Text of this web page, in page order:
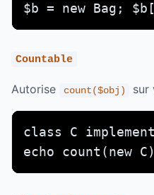
$b = new Bag;
Countable
Autorise count($obj) sur
class C
echo count(new